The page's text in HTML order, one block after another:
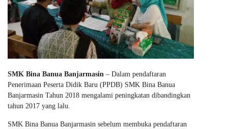
SMK Bina Banua Banjarmasin – Dalam pendaftaran
Penerimaan Peserta Didik Baru (PPDB) SMK Bina Banua
Banjarmasin Tahun 2018 mengalami peningkatan dibandingkan
tahun 2017 yang lalu.
SMK Bina Banua Banjarmasin sebelum membuka pendaftaran